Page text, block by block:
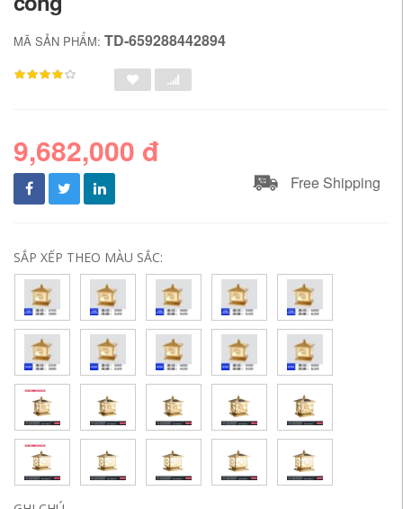
MÃ SẢN PHẨM: TD-659288442894
9,682,000 đ
Free Shipping
SẮP XẾP THEO MÀU SẮC: